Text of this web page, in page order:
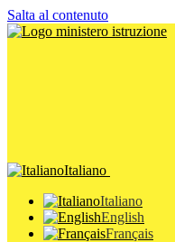
Salta al contenuto
Italiano
Italiano
English
Français